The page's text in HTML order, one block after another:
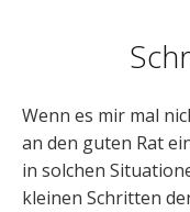
Wenn es mir mal
an den guten Rat
in solchen
kleinen Schritten